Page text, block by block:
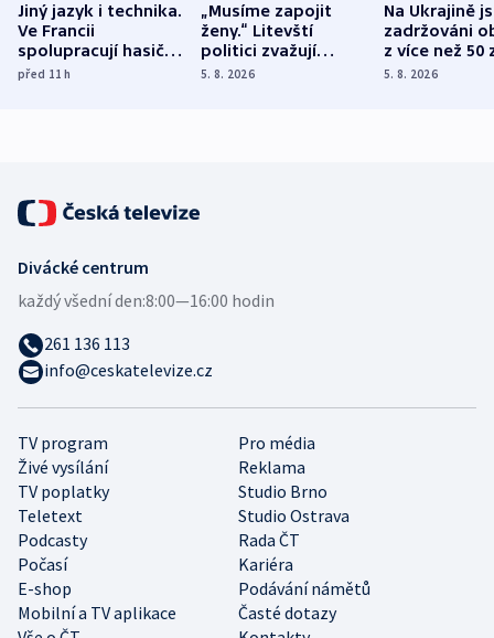
Jiný jazyk i technika.
Ve Francii
spolupracují hasiči z
různých zemí
před 11h
„Musíme zapojit
ženy.“ Litevští
politici zvažují
dohodu o
5. 8. 2026
Na Ukrajině
zadržováni
z více než 50
Bojovali na
5. 8. 2026
TV program
Pro média
Živé vysílání
Reklama
TV poplatky
Studio Brno
Teletext
Studio Ostrava
Podcasty
Rada ČT
Počasí
Kariéra
E-shop
Podávání námětů
Mobilní a TV aplikace
Časté dotazy
Divácké centrum
každý všední den:8:00—16:00 hodin
261 136 113
info@ceskatelevize.cz